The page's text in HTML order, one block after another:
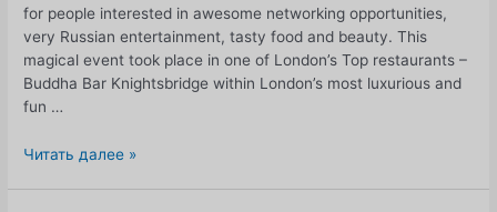
for people interested in awesome networking opportunities,
very Russian entertainment, tasty food and beauty. This
magical event took place in one of London’s Top restaurants –
Buddha Bar Knightsbridge within London’s most luxurious and
fun …
MISS
Читать далее »